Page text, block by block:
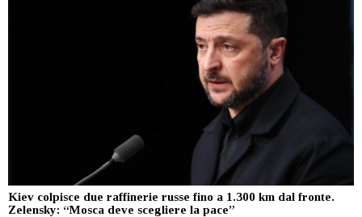
Kiev colpisce due raffinerie russe fino a 1.300 km dal fronte.
Zelensky: “Mosca deve scegliere la pace”